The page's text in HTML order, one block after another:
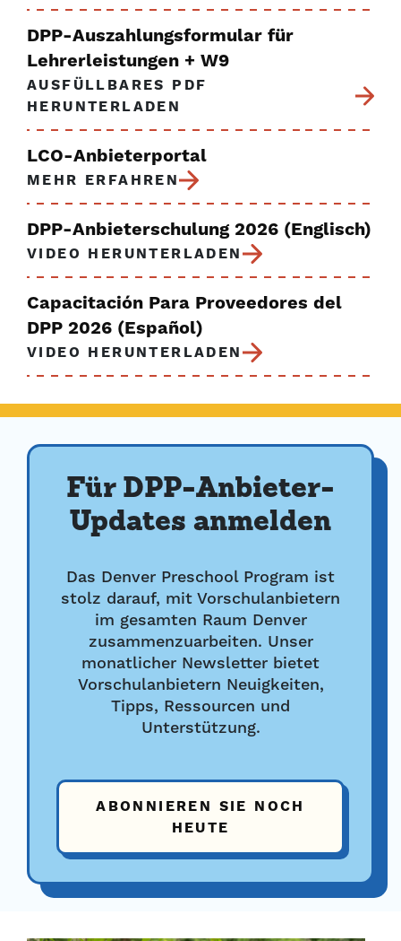
DPP-Auszahlungsformular für
Lehrerleistungen + W9
AUSFÜLLBARES PDF
HERUNTERLADEN
LCO-Anbieterportal
MEHR ERFAHREN
DPP-Anbieterschulung 2026 (Englisch)
VIDEO HERUNTERLADEN
Capacitación Para Proveedores del
DPP 2026 (Español)
VIDEO HERUNTERLADEN
Für DPP-Anbieter-
Updates anmelden
Das Denver Preschool Program ist
stolz darauf, mit Vorschulanbietern
im gesamten Raum Denver
zusammenzuarbeiten. Unser
monatlicher Newsletter bietet
Vorschulanbietern Neuigkeiten,
Tipps, Ressourcen und
Unterstützung.
ABONNIEREN SIE NOCH
HEUTE